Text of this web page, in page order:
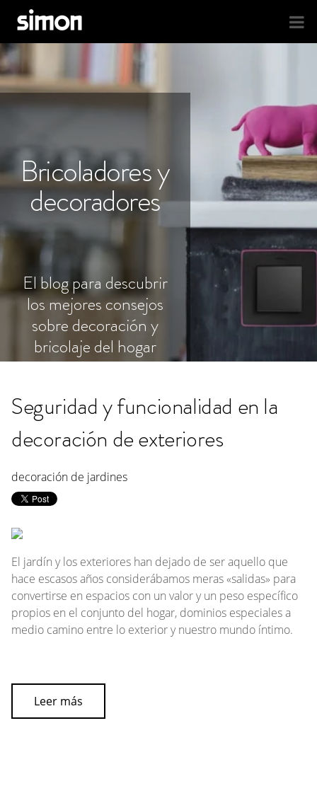
Bricoladores y
decoradores
El blog para descubrir
los mejores consejos
sobre decoración y
bricolaje del hogar
Seguridad y funcionalidad en la
decoración de exteriores
decoración de jardines
El jardín y los exteriores han dejado de ser aquello que
hace escasos años considerábamos meras «salidas» para
convertirse en espacios con un valor y un peso específico
propios en el conjunto del hogar, dominios especiales a
medio camino entre lo exterior y nuestro mundo íntimo.
Leer más